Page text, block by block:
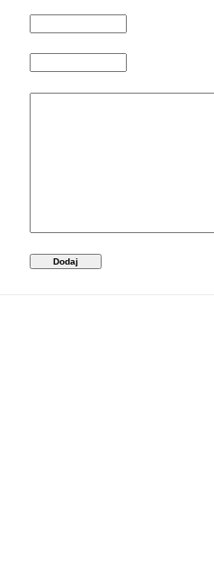
Dodaj